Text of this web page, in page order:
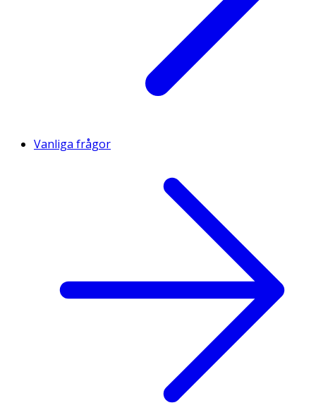
Vanliga frågor